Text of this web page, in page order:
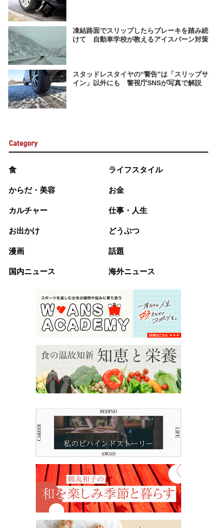
凍結路面でスリップしたらブレーキを踏み続
けて 自動車学校が教えるアイスバーン対策
スタッドレスタイヤの“警告”は「スリップサ
イン」以外にも 警視庁SNSが写真で解説
Category
食 ライフスタイル
からだ・美容 お金
カルチャー 仕事・人生
お出かけ どうぶつ
漫画 話題
国内ニュース 海外ニュース